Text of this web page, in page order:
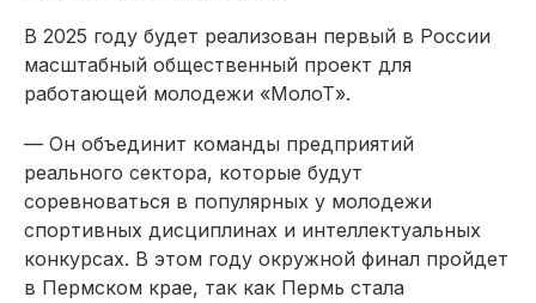
В 2025 году будет реализован первый в России
масштабный общественный проект для
работающей молодежи «МолоТ».
— Он объединит команды предприятий
реального сектора, которые будут
соревноваться в популярных у молодежи
спортивных дисциплинах и интеллектуальных
конкурсах. В этом году окружной финал пройдет
в Пермском крае, так как Пермь стала